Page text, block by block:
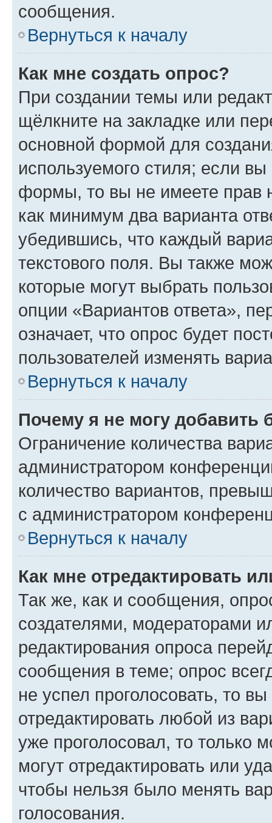
сообщения.
Вернуться к началу
Как мне создать опрос?
При создании темы или
щёлкните на закладке или
основной формой для
используемого стиля; если
формы, то вы не имеете прав
как минимум два варианта
убедившись, что каждый
текстового поля. Вы также
которые могут выбрать
опции «Вариантов ответа»,
означает, что опрос будет
пользователей изменять
Вернуться к началу
Почему я не могу добавить
Ограничение количества
администратором
количество вариантов,
с администратором
Вернуться к началу
Как мне отредактировать
Так же, как и сообщения,
создателями, модераторами
редактирования опроса
сообщения в теме; опрос
не успел проголосовать, то
отредактировать любой из
уже проголосовал, то только
могут отредактировать или
чтобы нельзя было менять
голосования.